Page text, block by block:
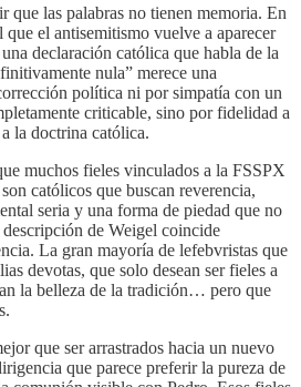
que las palabras no tienen memoria. En
el antisemitismo vuelve a aparecer
declaración católica que habla de la
nula” merece una
política ni por simpatía con un
criticable, sino por fidelidad a
la doctrina católica.
muchos fieles vinculados a la FSSPX
católicos que buscan reverencia,
seria y una forma de piedad que no
de Weigel coincide
La gran mayoría de lefebvristas que
devotas, que solo desean ser fieles a
la belleza de la tradición… pero que
que ser arrastrados hacia un nuevo
que parece preferir la pureza de